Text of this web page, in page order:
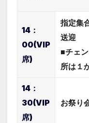
14：
00(VIP
席)
指定集
送迎
■チェ
所は１
14：
30(VIP
席)
お祭り